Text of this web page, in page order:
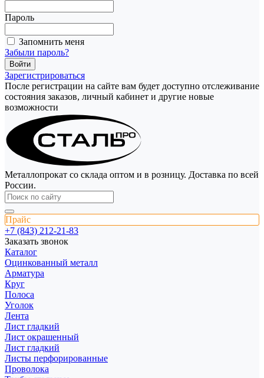
Пароль
Запомнить меня
Забыли пароль?
Зарегистрироваться
После регистрации на сайте вам будет доступно отслеживание
состояния заказов, личный кабинет и другие новые
возможности
Металлопрокат со склада оптом и в розницу. Доставка по всей
России.
Прайс
+7 (843) 212-21-83
Заказать звонок
Каталог
Оцинкованный металл
Арматура
Круг
Полоса
Уголок
Лента
Лист гладкий
Лист окрашенный
Лист гладкий
Листы перфорированные
Проволока